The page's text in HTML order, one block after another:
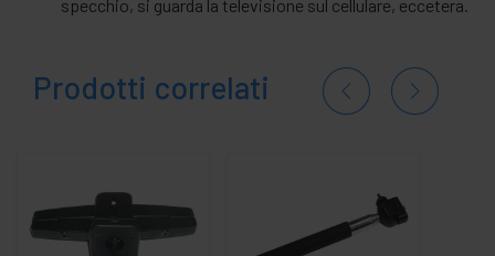
specchio, si guarda la televisione sul cellulare, eccetera.
Prodotti correlati